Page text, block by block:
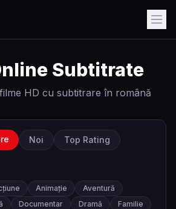
- Acasă
Subtitrate
HD cu subtitrare în română
Noi
Top Rating
Animație
Aventură
Documentar Dramă
Familie